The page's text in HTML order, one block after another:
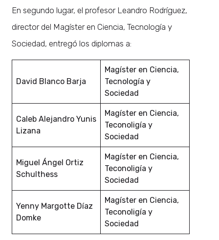
En segundo lugar, el profesor Leandro Rodríguez,
director del Magíster en Ciencia, Tecnología y
Sociedad, entregó los diplomas a:
David Blanco Barja
Magíster en Ciencia,
Tecnología y
Sociedad
Caleb Alejandro Yunis
Lizana
Magíster en Ciencia,
Teconoligía y
Sociedad
Miguel Ángel Ortiz
Schulthess
Magíster en Ciencia,
Teconoligía y
Sociedad
Yenny Margotte Díaz
Domke
Magíster en Ciencia,
Teconoligía y
Sociedad